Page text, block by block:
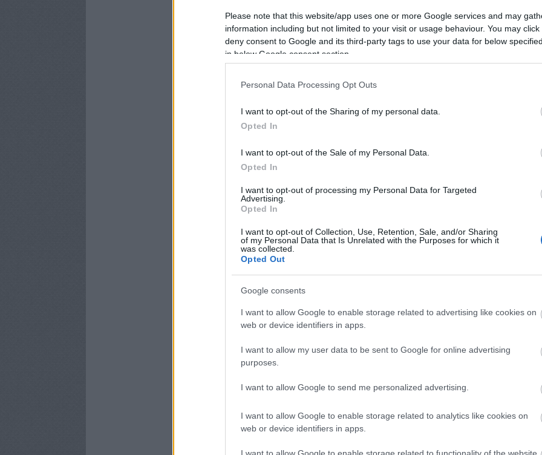
Please note that this website/app uses one or more Google services and may
information including but not limited to your visit or usage behaviour. You may
deny consent to Google and its third-party tags to use your data for below
in below Google consent section.
Personal Data Processing Opt Outs
I want to opt-out of the Sharing of my personal data.
Opted In
I want to opt-out of the Sale of my Personal Data.
Opted In
I want to opt-out of processing my Personal Data for Targeted
Advertising.
Opted In
I want to opt-out of Collection, Use, Retention, Sale, and/or Sharing
of my Personal Data that Is Unrelated with the Purposes for which it
was collected.
Opted Out
Google consents
I want to allow Google to enable storage related to advertising like cookies on
web or device identifiers in apps.
I want to allow my user data to be sent to Google for online advertising
purposes.
I want to allow Google to send me personalized advertising.
I want to allow Google to enable storage related to analytics like cookies on
web or device identifiers in apps.
I want to allow Google to enable storage related to functionality of the website
filé
az